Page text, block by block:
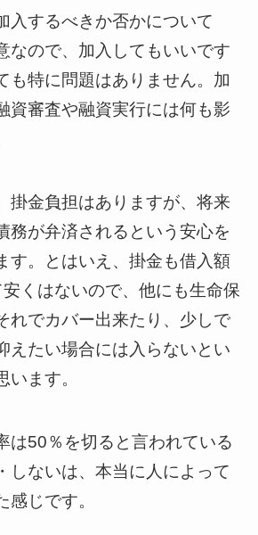
入するべきか否かについて
なので、加入してもいいです
も特に問題はありません。加
資審査や融資実行には何も影
掛金負担はありますが、将来
務が弁済されるという安心を
す。とはいえ、掛金も借入額
くはないので、他にも生命保
れでカバー出来たり、少しで
えたい場合には入らないとい
います。
は50％を切ると言われている
しないは、本当に人によって
感じです。